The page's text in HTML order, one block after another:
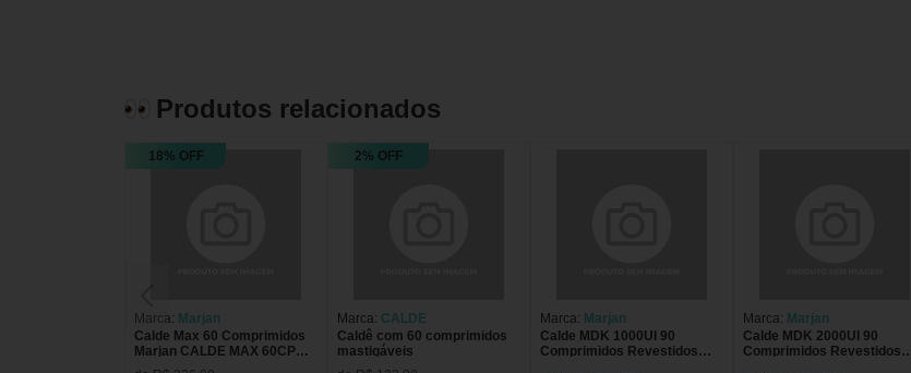
Produtos relacionados
18% OFF
Marca: Marjan
Calde Max 60 Comprimidos
Marjan CALDE MAX 60CP
MARJAN
2% OFF
Marca: CALDE
Caldê com 60 comprimidos
mastigáveis
Marca: Marjan
Calde MDK 1000UI 90
Comprimidos Revestidos
Marca: Marjan
Calde MDK 2000UI 90
Comprimidos Revestidos